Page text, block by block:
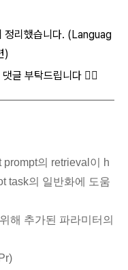
정리했습니다. (Languag
)
글 부탁드립니다 🙇‍♂️
의 retrieval이 h
task의 일반화에 도움
해 추가된 파라미터의